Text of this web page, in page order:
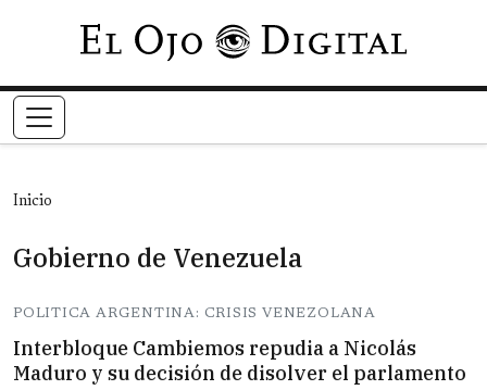
Pasar al contenido principal
Inicio
Gobierno de Venezuela
POLITICA ARGENTINA: CRISIS VENEZOLANA
Interbloque Cambiemos repudia a Nicolás
Maduro y su decisión de disolver el parlamento